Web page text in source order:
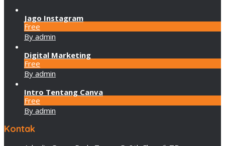
Jago Instagram
Free
By admin
Digital Marketing
Free
By admin
Intro Tentang Canva
Free
By admin
Kontak